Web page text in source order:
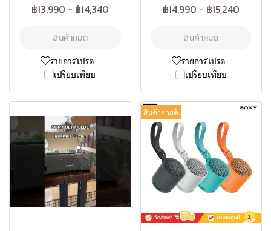
฿13,990 - ฿14,340
สินค้าหมด
รายการโปรด
เปรียบเทียบ
฿14,990 - ฿15,240
สินค้าหมด
รายการโปรด
เปรียบเทียบ
สินค้าขายดี